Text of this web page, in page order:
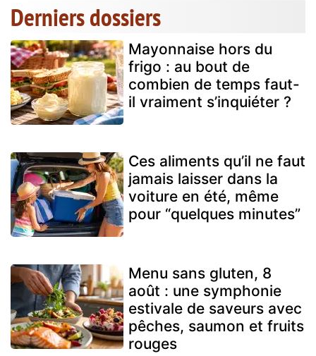
Derniers dossiers
Mayonnaise hors du
frigo : au bout de
combien de temps faut-
il vraiment s’inquiéter ?
Ces aliments qu’il ne faut
jamais laisser dans la
voiture en été, même
pour “quelques minutes”
Menu sans gluten, 8
août : une symphonie
estivale de saveurs avec
pêches, saumon et fruits
rouges